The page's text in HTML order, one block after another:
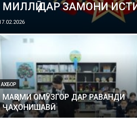
МИЛЛӢ ДАР ЗАМОНИ
АХБОР
МАҚОМИ ОМӮЗГОР ДАР РАВАНДИ
ҶАҲОНИШАВӢ